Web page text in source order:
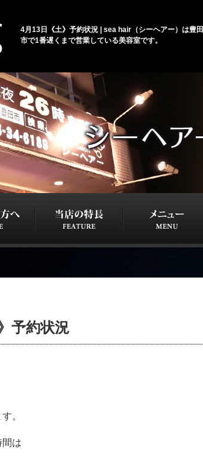
4月13日《土》予約状況 | sea hair（シーヘアー）は豊田
市で1番遅くまで営業している美容室です。
予約状況
。
は